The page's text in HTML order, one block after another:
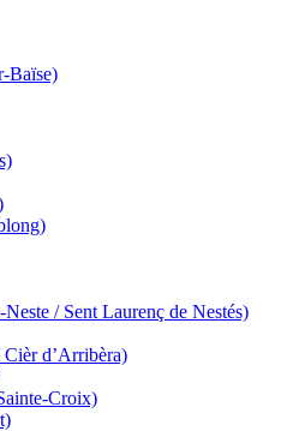
Baïse)
/ Sent Laurenç de Nestés)
d’Arribèra)
Croix)